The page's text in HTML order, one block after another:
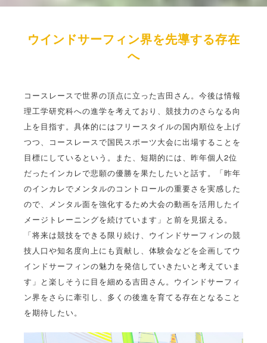
ウインドサーフィン界を先導する存在
へ
コースレースで世界の頂点に立った吉田さん。今後は情報
理工学研究科への進学を考えており、競技力のさらなる向
上を目指す。具体的にはフリースタイルの国内順位を上げ
つつ、コースレースで国民スポーツ大会に出場することを
目標にしているという。また、短期的には、昨年個人2位
だったインカレで悲願の優勝を果たしたいと話す。「昨年
のインカレでメンタルのコントロールの重要さを実感した
ので、メンタル面を強化するため大会の動画を活用したイ
メージトレーニングを続けています」と前を見据える。
「将来は競技をできる限り続け、ウインドサーフィンの競
技人口や知名度向上にも貢献し、体験会などを企画してウ
インドサーフィンの魅力を発信していきたいと考えていま
す」と楽しそうに目を細める吉田さん。ウインドサーフィ
ン界をさらに牽引し、多くの後進を育てる存在となること
を期待したい。